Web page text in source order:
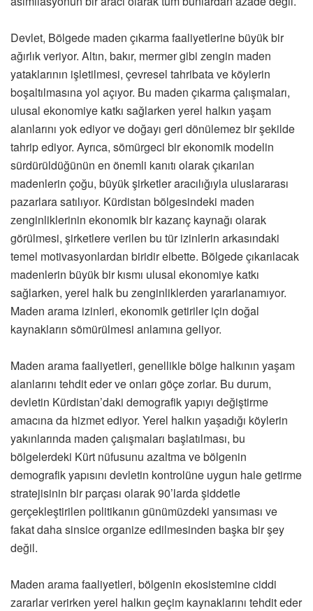
Devlet, Bölgede maden çıkarma faaliyetlerine büyük bir
ağırlık veriyor. Altın, bakır, mermer gibi zengin maden
yataklarının işletilmesi, çevresel tahribata ve köylerin
boşaltılmasına yol açıyor. Bu maden çıkarma çalışmaları,
ulusal ekonomiye katkı sağlarken yerel halkın yaşam
alanlarını yok ediyor ve doğayı geri dönülemez bir şekilde
tahrip ediyor. Ayrıca, sömürgeci bir ekonomik modelin
sürdürüldüğünün en önemli kanıtı olarak çıkarılan
madenlerin çoğu, büyük şirketler aracılığıyla uluslararası
pazarlara satılıyor. Kürdistan bölgesindeki maden
zenginliklerinin ekonomik bir kazanç kaynağı olarak
görülmesi, şirketlere verilen bu tür izinlerin arkasındaki
temel motivasyonlardan biridir elbette. Bölgede çıkarılacak
madenlerin büyük bir kısmı ulusal ekonomiye katkı
sağlarken, yerel halk bu zenginliklerden yararlanamıyor.
Maden arama izinleri, ekonomik getiriler için doğal
kaynakların sömürülmesi anlamına geliyor.
Maden arama faaliyetleri, genellikle bölge halkının yaşam
alanlarını tehdit eder ve onları göçe zorlar. Bu durum,
devletin Kürdistan’daki demografik yapıyı değiştirme
amacına da hizmet ediyor. Yerel halkın yaşadığı köylerin
yakınlarında maden çalışmaları başlatılması, bu
bölgelerdeki Kürt nüfusunu azaltma ve bölgenin
demografik yapısını devletin kontrolüne uygun hale getirme
stratejisinin bir parçası olarak 90’larda şiddetle
gerçekleştirilen politikanın günümüzdeki yansıması ve
fakat daha sinsice organize edilmesinden başka bir şey
değil.
Maden arama faaliyetleri, bölgenin ekosistemine ciddi
zararlar verirken yerel halkın geçim kaynaklarını tehdit eder